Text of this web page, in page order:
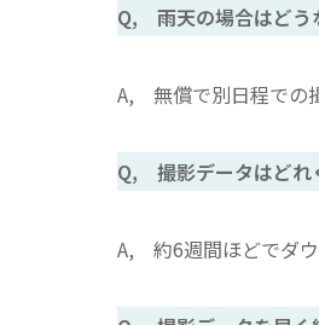
Q, 雨天の場合はどう
A, 無償で別日程での
Q, 撮影データはどれ
A, 約6週間ほどでダウ